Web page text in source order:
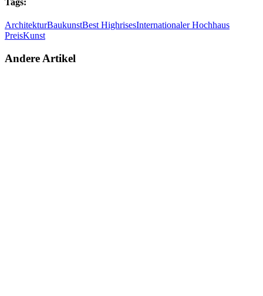
ArchitekturBaukunstBest HighrisesInternationaler Hochhaus
PreisKunst
Andere Artikel